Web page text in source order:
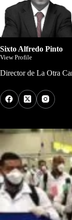
Sixto Alfredo Pinto
View Profile
Director de La Otra